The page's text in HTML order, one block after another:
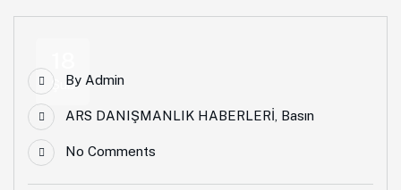
ŞubBy Admin
ARS DANIŞMANLIK HABERLERİ Basın
No Comments